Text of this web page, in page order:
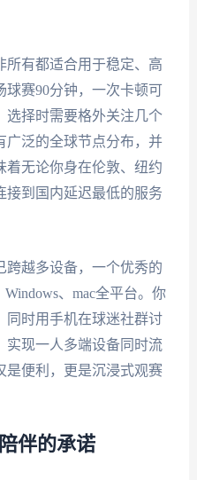
所有都适合用于稳定、高
球赛90分钟，一次卡顿可
选择时需要格外关注几个
广泛的全球节点分布，并
着无论你身在伦敦、纽约
接到国内延迟最低的服务
跨越多设备，一个优秀的
、mac全平台。你
同时用手机在球迷社群讨
实现一人多端设备同时流
是便利，更是沉浸式观赛
伴的承诺